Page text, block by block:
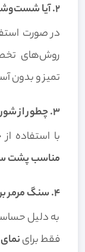
۲. آیا شست‌وشوی نما باعث آسیب به سنگ می‌شود؟
در صورت
روش‌های
تمیز و بدون
۳. چطور از شوره زدن سنگ نما جلوگیری کنیم؟
با استفاده از
مناسب پشت
۴. سنگ مرمر برای نمای بیرونی مناسب است؟
به دلیل
فقط برای